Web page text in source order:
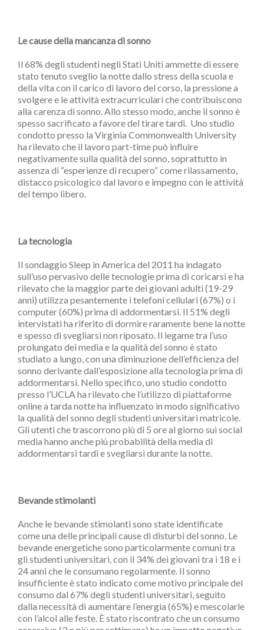
Le cause della mancanza di sonno
Il 68% degli studenti negli Stati Uniti ammette di essere
stato tenuto sveglio la notte dallo stress della scuola e
della vita con il carico di lavoro del corso, la pressione a
svolgere e le attività extracurriculari che contribuiscono
alla carenza di sonno. Allo stesso modo, anche il sonno è
spesso sacrificato a favore del tirare tardi. Uno studio
condotto presso la Virginia Commonwealth University
ha rilevato che il lavoro part-time può influire
negativamente sulla qualità del sonno, soprattutto in
assenza di “esperienze di recupero” come rilassamento,
distacco psicologico dal lavoro e impegno con le attività
del tempo libero.
La tecnologia
Il sondaggio Sleep in America del 2011 ha indagato
sull’uso pervasivo delle tecnologie prima di coricarsi e ha
rilevato che la maggior parte dei giovani adulti (19-29
anni) utilizza pesantemente i telefoni cellulari (67%) o i
computer (60%) prima di addormentarsi. Il 51% degli
intervistati ha riferito di dormire raramente bene la notte
e spesso di svegliarsi non riposato. Il legame tra l’uso
prolungato dei media e la qualità del sonno è stato
studiato a lungo, con una diminuzione dell’efficienza del
sonno derivante dall’esposizione alla tecnologia prima di
addormentarsi. Nello specifico, uno studio condotto
presso l’UCLA ha rilevato che l’utilizzo di piattaforme
online a tarda notte ha influenzato in modo significativo
la qualità del sonno degli studenti universitari matricole.
Gli utenti che trascorrono più di 5 ore al giorno sui social
media hanno anche più probabilità della media di
addormentarsi tardi e svegliarsi durante la notte.
Bevande stimolanti
Anche le bevande stimolanti sono state identificate
come una delle principali cause di disturbi del sonno. Le
bevande energetiche sono particolarmente comuni tra
gli studenti universitari, con il 34% dei giovani tra i 18 e i
24 anni che le consumano regolarmente. Il sonno
insufficiente è stato indicato come motivo principale del
consumo dal 67% degli studenti universitari, seguito
dalla necessità di aumentare l’energia (65%) e mescolarle
con l’alcol alle feste. È stato riscontrato che un consumo